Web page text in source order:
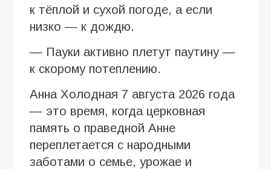
к тёплой и сухой погоде, а если
низко — к дождю.
— Пауки активно плетут паутину —
к скорому потеплению.
Анна Холодная 7 августа 2026 года
— это время, когда церковная
память о праведной Анне
переплетается с народными
заботами о семье, урожае и